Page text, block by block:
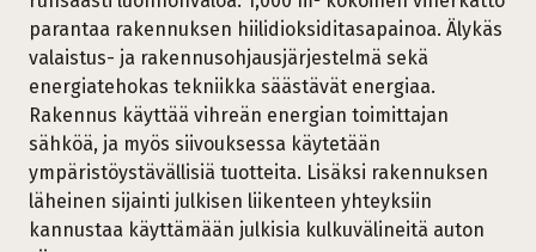
parantaa rakennuksen hiilidioksiditasapainoa. Älykäs
valaistus- ja rakennusohjausjärjestelmä sekä
energiatehokas tekniikka säästävät energiaa.
Rakennus käyttää vihreän energian toimittajan
sähköä, ja myös siivouksessa käytetään
ympäristöystävällisiä tuotteita. Lisäksi rakennuksen
läheinen sijainti julkisen liikenteen yhteyksiin
kannustaa käyttämään julkisia kulkuvälineitä auton